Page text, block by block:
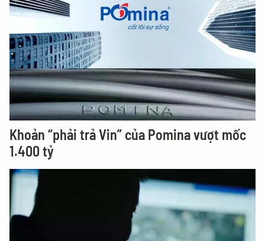
Khoản “phải trả Vin” của Pomina vượt mốc
1.400 tỷ